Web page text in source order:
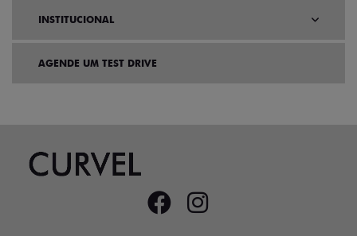
INSTITUCIONAL
AGENDE UM TEST DRIVE